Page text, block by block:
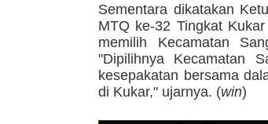
Sementara dikatakan
MTQ ke-32 Tingkat
memilih Kecamatan
"Dipilihnya Kecamatan
kesepakatan bersama
di Kukar," ujarnya. (win)